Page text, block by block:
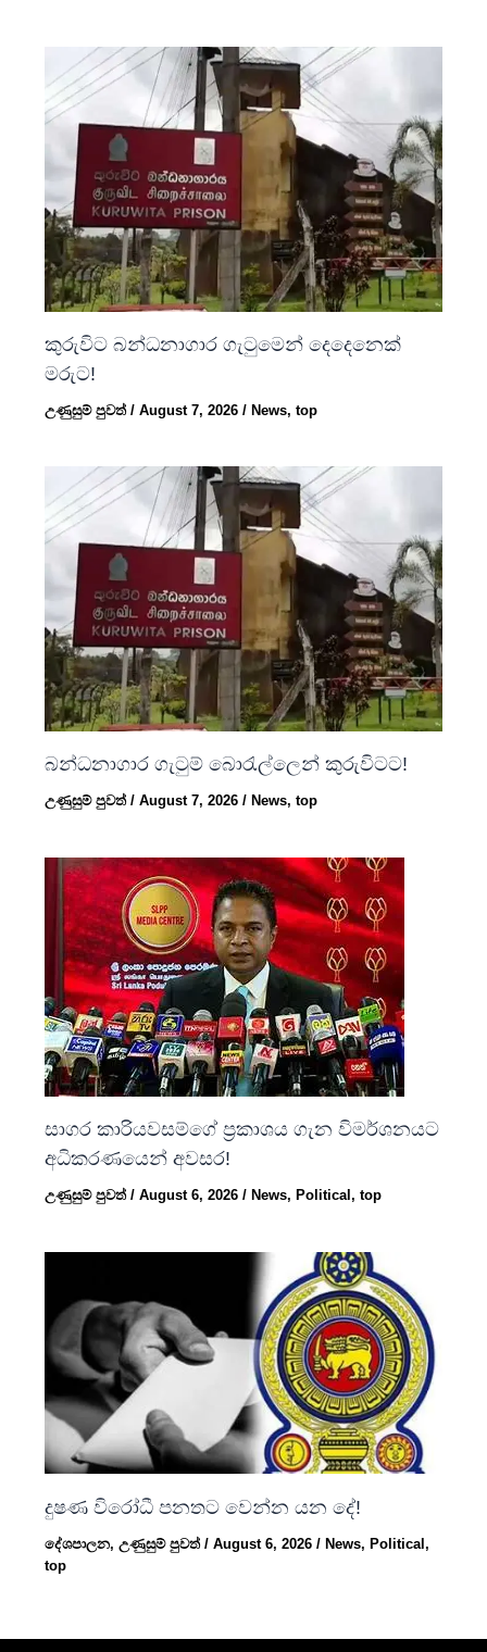
කුරුවිට බන්ධනාගාර ගැටුමෙන් දෙදෙනෙක්
මරුට!
උණුසුම් පුවත්/August 7, 2026/ News,top
බන්ධනාගාර ගැටුම් බොරැල්ලෙන් කුරුවිටට!
උණුසුම් පුවත්/August 7, 2026/ News,top
සාගර කාරියවසම්ගේ ප්‍රකාශය ගැන විමර්ශනයට
අධිකරණයෙන් අවසර!
උණුසුම් පුවත්/August 6, 2026/ News, Political,top
දුෂණ විරෝධී පනතට වෙන්න යන දේ!
දේශපාලන,උණුසුම් පුවත්/August 6, 2026/News,Political,
top